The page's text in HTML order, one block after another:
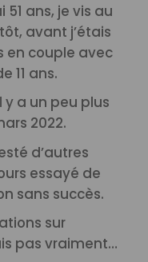
51 ans, je vis au
avant j’étais
en couple avec
11 ans.
y a un peu plus
2022.
d’autres
essayé de
sans succès.
sur
pas vraiment…